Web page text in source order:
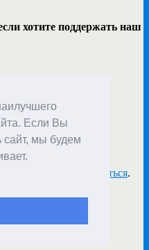
Если Вы
сайт, мы будем
хотите поддержать наш
1
авторизоваться.